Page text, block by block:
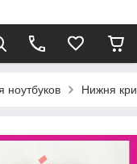
ноутбуков Нижня